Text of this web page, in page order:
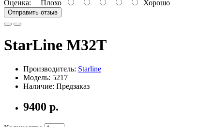
Оценка: Плохо Хорошо
Отправить отзыв
StarLine M32T
Производитель: Starline
Модель: 5217
Наличие: Предзаказ
9400 р.